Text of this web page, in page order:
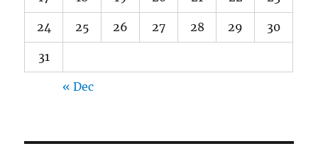
24 25 26 27 28 29 30
31
« Dec